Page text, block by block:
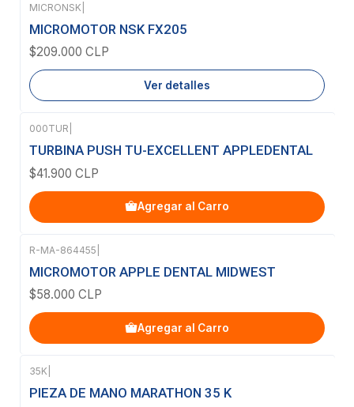
Agotado
MICRONSK
MICROMOTOR NSK FX205
$209.000 CLP
Ver detalles
000TUR
TURBINA PUSH TU-EXCELLENT APPLEDENTAL
$41.900 CLP
Agregar al Carro
R-MA-864455
MICROMOTOR APPLE DENTAL MIDWEST
$58.000 CLP
Agregar al Carro
Agotado
35K
PIEZA DE MANO MARATHON 35 K